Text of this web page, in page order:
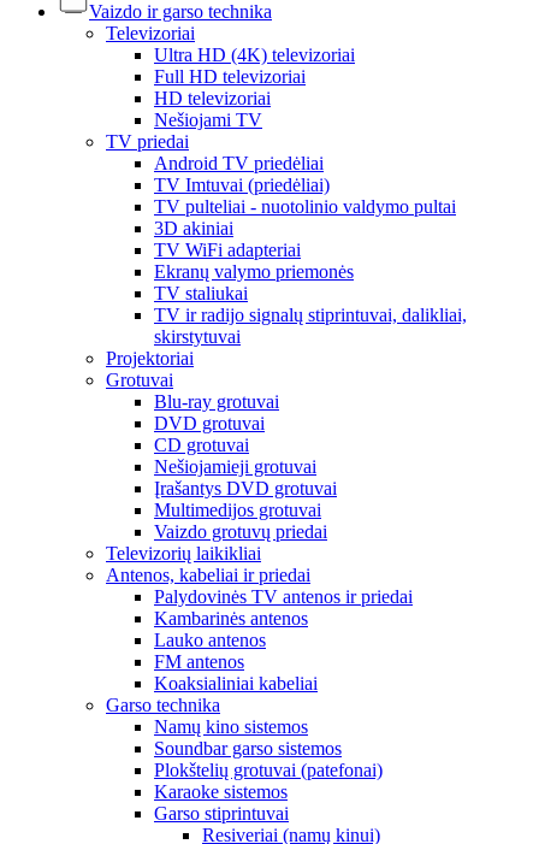
Vaizdo ir garso technika
Televizoriai
Ultra HD (4K) televizoriai
Full HD televizoriai
HD televizoriai
Nešiojami TV
TV priedai
Android TV priedėliai
TV Imtuvai (priedėliai)
TV pulteliai - nuotolinio valdymo pultai
3D akiniai
TV WiFi adapteriai
Ekranų valymo priemonės
TV staliukai
TV ir radijo signalų stiprintuvai, dalikliai,
skirstytuvai
Projektoriai
Grotuvai
Blu-ray grotuvai
DVD grotuvai
CD grotuvai
Nešiojamieji grotuvai
Įrašantys DVD grotuvai
Multimedijos grotuvai
Vaizdo grotuvų priedai
Televizorių laikikliai
Antenos, kabeliai ir priedai
Palydovinės TV antenos ir priedai
Kambarinės antenos
Lauko antenos
FM antenos
Koaksialiniai kabeliai
Garso technika
Namų kino sistemos
Soundbar garso sistemos
Plokštelių grotuvai (patefonai)
Karaoke sistemos
Garso stiprintuvai
Resiveriai (namų kinui)